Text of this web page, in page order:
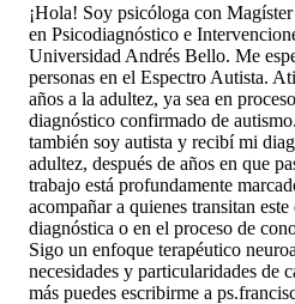
¡Hola! Soy psicóloga con
en Psicodiagnóstico e
Universidad Andrés Bello. Me
personas en el Espectro Autista.
años a la adultez, ya sea en
diagnóstico confirmado de
también soy autista y recibí mi
adultez, después de años en que
trabajo está profundamente
acompañar a quienes transitan
diagnóstica o en el proceso de
Sigo un enfoque terapéutico
necesidades y particularidades de
más puedes escribirme a